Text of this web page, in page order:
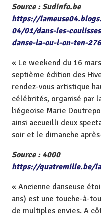
Source : Sudinfo.be
https://
04/01/dans-les-
danse-la-ou-l-on-ten-
« Le weekend du 16
septième édition des
rendez-vous artistique
célébrités, organisé par
liégeoise Marie
ainsi accueilli deux
soir et le dimanche
Source : 4000
https://quatremille.be/
« Ancienne danseuse
ans) est une touche-à-
de multiples envies. A